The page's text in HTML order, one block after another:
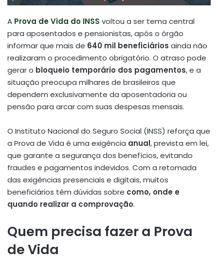
A Prova de Vida do INSS voltou a ser tema central
para aposentados e pensionistas, após o órgão
informar que mais de 640 mil beneficiários ainda não
realizaram o procedimento obrigatório. O atraso pode
gerar o bloqueio temporário dos pagamentos, e a
situação preocupa milhares de brasileiros que
dependem exclusivamente da aposentadoria ou
pensão para arcar com suas despesas mensais.
O Instituto Nacional do Seguro Social (INSS) reforça que
a Prova de Vida é uma exigência anual, prevista em lei,
que garante a segurança dos benefícios, evitando
fraudes e pagamentos indevidos. Com a retomada
das exigências presenciais e digitais, muitos
beneficiários têm dúvidas sobre como, onde e
quando realizar a comprovação.
Quem precisa fazer a Prova
de Vida